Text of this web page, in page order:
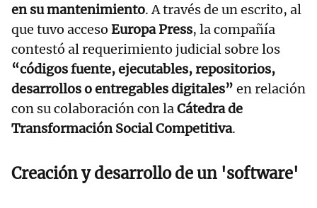
en su mantenimiento. A través de un escrito, al
que tuvo acceso Europa Press, la compañía
contestó al requerimiento judicial sobre los
“códigos fuente, ejecutables, repositorios,
desarrollos o entregables digitales” en relación
con su colaboración con laCátedra de
Transformación Social Competitiva.
Creación y desarrollo de un 'software'